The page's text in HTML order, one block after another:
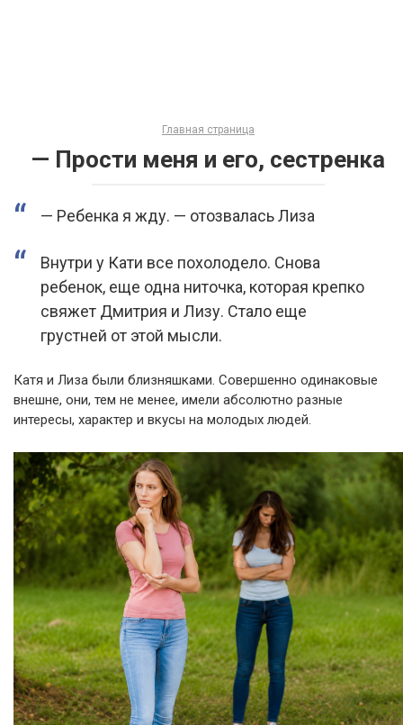
Главная страница
— Прости меня и его, сестренка
— Ребенка я жду. — отозвалась Лиза
Внутри у Кати все похолодело. Снова
ребенок, еще одна ниточка, которая крепко
свяжет Дмитрия и Лизу. Стало еще
грустней от этой мысли.
Катя и Лиза были близняшками. Совершенно одинаковые
внешне, они, тем не менее, имели абсолютно разные
интересы, характер и вкусы на молодых людей.